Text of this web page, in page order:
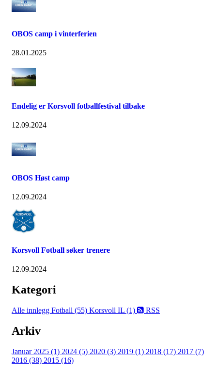
OBOS camp i vinterferien
28.01.2025
Endelig er Korsvoll fotballfestival tilbake
12.09.2024
OBOS Høst camp
12.09.2024
Korsvoll Fotball søker trenere
12.09.2024
Kategori
Alle innlegg Fotball (55) Korsvoll IL (1) RSS
Arkiv
Januar 2025 (1) 2024 (5) 2020 (3) 2019 (1) 2018 (17) 2017 (7)
2016 (38) 2015 (16)